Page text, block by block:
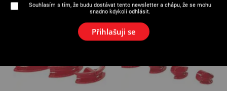
Souhlasím s tím, že budu dostávat tento newsletter a chápu, že se mohu
snadno kdykoli odhlásit.
Přihlašuji se